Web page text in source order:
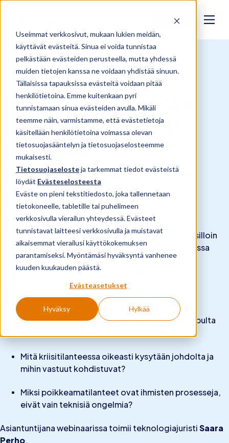
Useimmat verkkosivut, mukaan lukien meidän,
käyttävät evästeitä. Sinua ei voida tunnistaa
pelkästään evästeiden perusteella, mutta yhdessä
muiden tietojen kanssa ne voidaan yhdistää sinuun.
Tällaisissa tapauksissa evästeitä voidaan pitää
henkilötietoina. Emme kuitenkaan pyri
tunnistamaan sinua evästeiden avulla. Mikäli
teemme näin, varmistamme, että evästetietoja
käsitellään henkilötietoina voimassa olevan
tietosuojasääntelyn ja tietosuojaselosteemme
mukaisesti.
Tietosuojaselosteja tarkemmat tiedot evästeistä
löydät Evästeselosteesta
Eväste on pieni tekstitiedosto, joka tallennetaan
tietokoneelle, tabletille tai puhelimeen
verkkosivulla vierailun yhteydessä. Evästeet
tunnistavat laitteesi verkkosivulla ja muistavat
aikaisemmat vierailusi käyttökokemuksen
parantamiseksi. Myöntämäsi hyväksyntä vanhenee
kuuden kuukauden päästä.
Evästeasetukset
Hyväksy Hylkää
Kokeile
Maksuton webinaaritallenne
Kun NIS2 ei ole enää
teoriaa: Mitä kriisi
paljastaa
organisaation
valmiudesta
Tässä webinaarissa astut keskelle tilannetta, jossa
kyberturvallisuuskriisi yllättää organisaation. Juuri silloin
nähdään, miten NIS2 näkyy organisaation todellisessa
toiminnassa: mitä kriisi paljastaa vastuista,
päätöksenteosta ja todellisesta valmiudesta.
Webinaarissa kuulet:
Mitä tapahtuu, kun kriisi alkaa, eskaloituu ja lopulta
Mitä kriisitilanteessa oikeasti kysytään johdolta ja
mihin vastuut kohdistuvat?
Miksi poikkeamatilanteet ovat ihmisten prosesseja,
eivät vain teknisiä ongelmia?
Asiantuntijana webinaarissa toimii teknologiajuristiSaara
Perho.